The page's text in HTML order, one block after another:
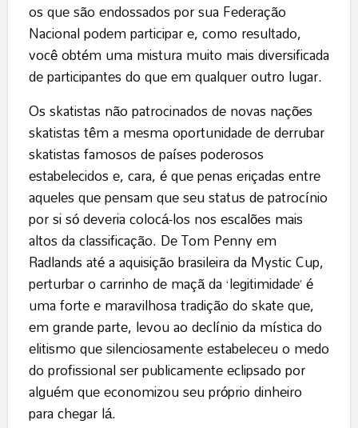
os que são endossados ​​por sua Federação
Nacional podem participar e, como resultado,
você obtém uma mistura muito mais diversificada
de participantes do que em qualquer outro lugar.
Os skatistas não patrocinados de novas nações
skatistas têm a mesma oportunidade de derrubar
skatistas famosos de países poderosos
estabelecidos e, cara, é que penas eriçadas entre
aqueles que pensam que seu status de patrocínio
por si só deveria colocá-los nos escalões mais
altos da classificação. De Tom Penny em
Radlands até a aquisição brasileira da Mystic Cup,
perturbar o carrinho de maçã da ‘legitimidade’ é
uma forte e maravilhosa tradição do skate que,
em grande parte, levou ao declínio da mística do
elitismo que silenciosamente estabeleceu o medo
do profissional ser publicamente eclipsado por
alguém que economizou seu próprio dinheiro
para chegar lá.